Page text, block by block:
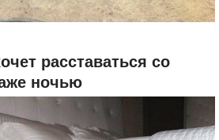
расставаться со
ночью